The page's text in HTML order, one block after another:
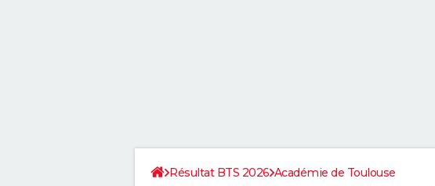
Résultat BTS 2026 Académie de Toulouse